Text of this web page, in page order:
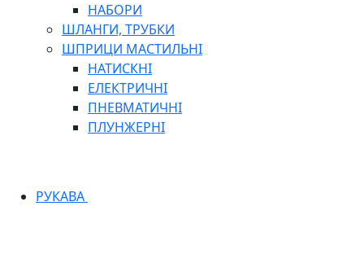
НАБОРИ
ШЛАНГИ, ТРУБКИ
ШПРИЦИ МАСТИЛЬНІ
НАТИСКНІ
ЕЛЕКТРИЧНІ
ПНЕВМАТИЧНІ
ПЛУНЖЕРНІ
РУКАВА